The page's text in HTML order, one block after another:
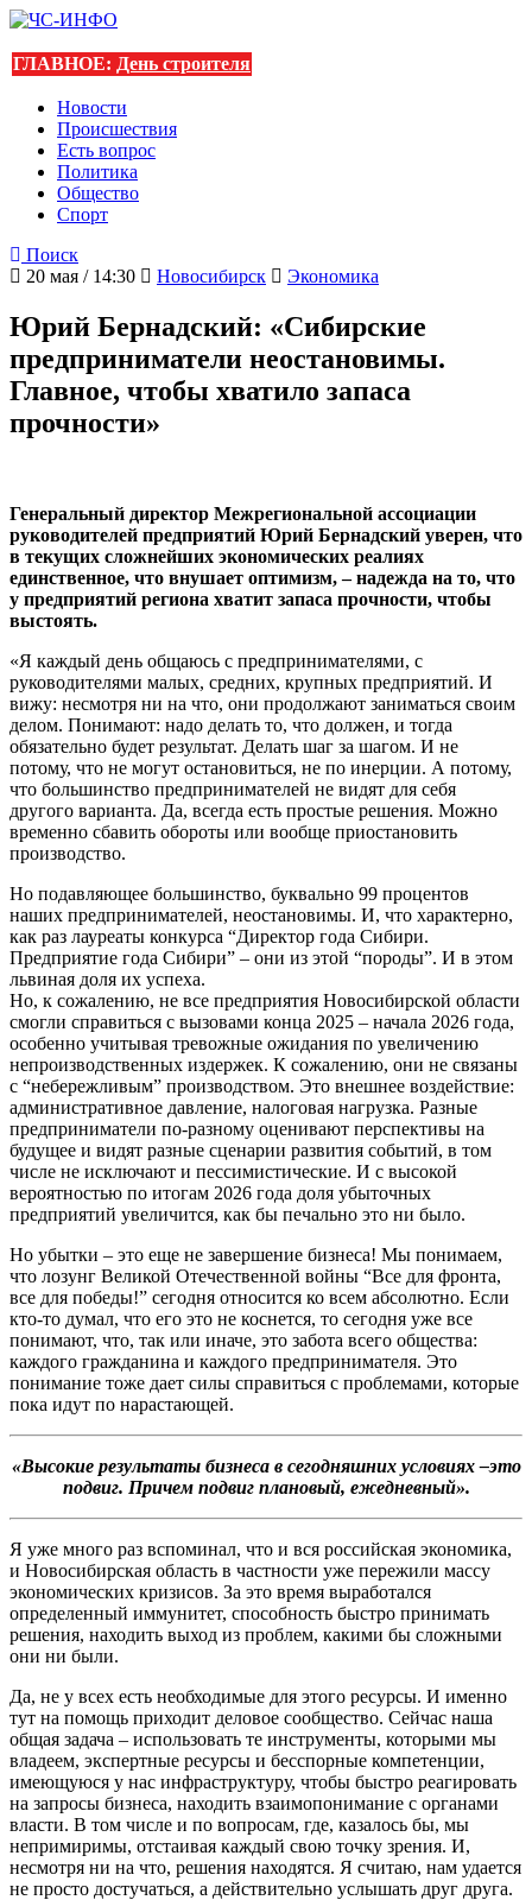
ГЛАВНОЕ: День строителя
Новости
Происшествия
Есть вопрос
Политика
Общество
Спорт
Поиск
20 мая / 14:30
Новосибирск Экономика
Юрий Бернадский: «Сибирские
предприниматели неостановимы.
Главное, чтобы хватило запаса
прочности»
Генеральный директор Межрегиональной ассоциации
руководителей предприятий Юрий Бернадский уверен, что
в текущих сложнейших экономических реалиях
единственное, что внушает оптимизм, – надежда на то, что
у предприятий региона хватит запаса прочности, чтобы
выстоять.
«Я каждый день общаюсь с предпринимателями, с
руководителями малых, средних, крупных предприятий. И
вижу: несмотря ни на что, они продолжают заниматься своим
делом. Понимают: надо делать то, что должен, и тогда
обязательно будет результат. Делать шаг за шагом. И не
потому, что не могут остановиться, не по инерции. А потому,
что большинство предпринимателей не видят для себя
другого варианта. Да, всегда есть простые решения. Можно
временно сбавить обороты или вообще приостановить
производство.
Но подавляющее большинство, буквально 99 процентов
наших предпринимателей, неостановимы. И, что характерно,
как раз лауреаты конкурса “Директор года Сибири.
Предприятие года Сибири” – они из этой “породы”. И в этом
львиная доля их успеха.
Но, к сожалению, не все предприятия Новосибирской области
смогли справиться с вызовами конца 2025 – начала 2026 года,
особенно учитывая тревожные ожидания по увеличению
непроизводственных издержек. К сожалению, они не связаны
с “небережливым” производством. Это внешнее воздействие:
административное давление, налоговая нагрузка. Разные
предприниматели по-разному оценивают перспективы на
будущее и видят разные сценарии развития событий, в том
числе не исключают и пессимистические. И с высокой
вероятностью по итогам 2026 года доля убыточных
предприятий увеличится, как бы печально это ни было.
Но убытки – это еще не завершение бизнеса! Мы понимаем,
что лозунг Великой Отечественной войны “Все для фронта,
все для победы!” сегодня относится ко всем абсолютно. Если
кто-то думал, что его это не коснется, то сегодня уже все
понимают, что, так или иначе, это забота всего общества:
каждого гражданина и каждого предпринимателя. Это
понимание тоже дает силы справиться с проблемами, которые
пока идут по нарастающей.
«Высокие результаты бизнеса в сегодняшних условиях –это
подвиг. Причем подвиг плановый, ежедневный».
Я уже много раз вспоминал, что и вся российская экономика,
и Новосибирская область в частности уже пережили массу
экономических кризисов. За это время выработался
определенный иммунитет, способность быстро принимать
решения, находить выход из проблем, какими бы сложными
они ни были.
Да, не у всех есть необходимые для этого ресурсы. И именно
тут на помощь приходит деловое сообщество. Сейчас наша
общая задача – использовать те инструменты, которыми мы
владеем, экспертные ресурсы и бесспорные компетенции,
имеющуюся у нас инфраструктуру, чтобы быстро реагировать
на запросы бизнеса, находить взаимопонимание с органами
власти. В том числе и по вопросам, где, казалось бы, мы
непримиримы, отстаивая каждый свою точку зрения. И,
несмотря ни на что, решения находятся. Я считаю, нам удается
не просто достучаться, а действительно услышать друг друга.